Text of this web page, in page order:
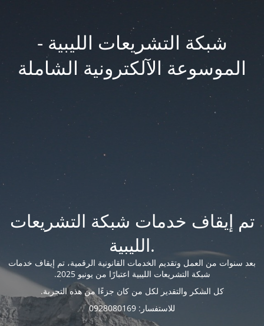
شبكة التشريعات الليبية -
الموسوعة الآلكترونية الشاملة
تم إيقاف خدمات شبكة التشريعات
الليبية.
بعد سنوات من العمل وتقديم الخدمات القانونية الرقمية، تم إيقاف خدمات
شبكة التشريعات الليبية اعتبارًا من يونيو 2025.
كل الشكر والتقدير لكل من كان جزءًا من هذه التجربة.
للاستفسار: 0928080169